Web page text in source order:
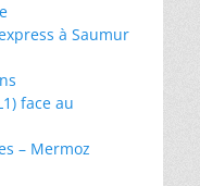
à Saumur
face au
– Mermoz